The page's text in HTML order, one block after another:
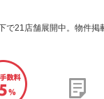
で21店舗展開中。物件掲